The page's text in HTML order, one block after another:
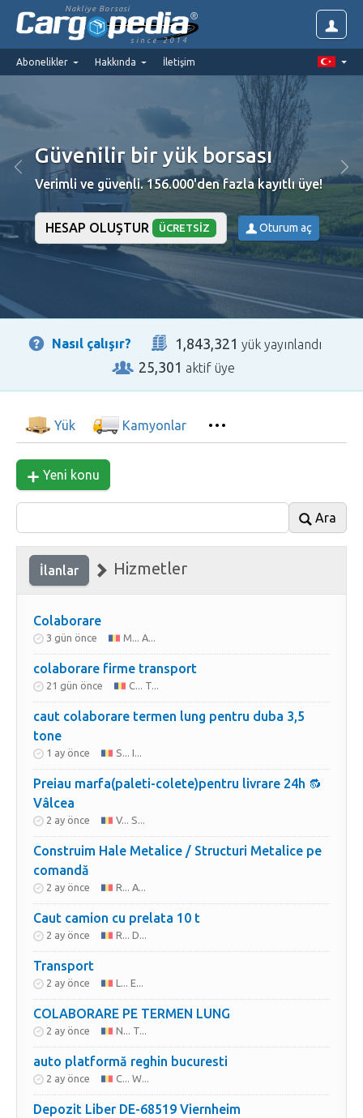
Nakliye Borsasi
since 2014
Abonelikler Hakkında İletişim
Güvenilir bir yük borsası
Verimli ve güvenli. 156.000'den fazla kayıtlı üye!
HESAP OLUŞTUR ÜCRETSIZ Oturum aç
Nasıl çalışır? 1,843,321 yük yayınlandı
25,301 aktif üye
Yük Kamyonlar
Yeni konu
Ara
İlanlar Hizmetler
Colaborare
3 gün önce M... A...
colaborare firme transport
21 gün önce C... T...
caut colaborare termen lung pentru duba 3,5
tone
1 ay önce S... I...
Preiau marfa(paleti-colete)pentru livrare 24h 🔂
Vâlcea
2 ay önce V... S...
Construim Hale Metalice / Structuri Metalice pe
comandă
2 ay önce R... A...
Caut camion cu prelata 10 t
2 ay önce R... D...
Transport
2 ay önce L... E...
COLABORARE PE TERMEN LUNG
2 ay önce N... T...
auto platformă reghin bucuresti
2 ay önce C... W...
Depozit Liber DE-68519 Viernheim